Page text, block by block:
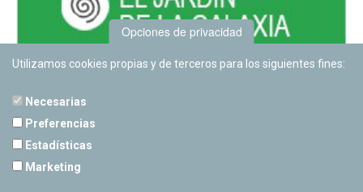
Opciones de privacidad
Utilizamos cookies propias y de terceros para los siguientes fines:
Necesarias
Preferencias
Estadísticas
Marketing